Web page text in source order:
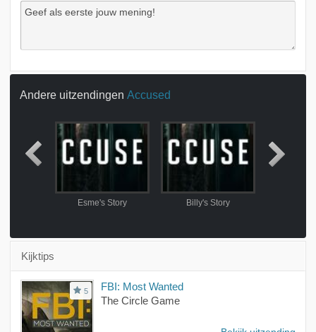
Andere uitzendingen Accused
Esme's Story Billy's Story
Kijktips
5
FBI: Most Wanted
The Circle Game